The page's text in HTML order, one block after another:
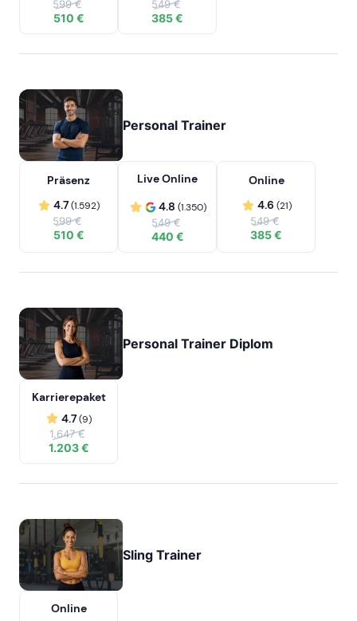
599 €
510 €
549 €
385 €
Personal Trainer
Präsenz
4.7(1.592)
599 €
510 €
Live Online
4.8 (1.350)
549 €
440 €
Online
4.6 (21)
549 €
385 €
Personal Trainer Diplom
Karrierepaket
4.7(9)
1.647 €
1.203 €
Sling Trainer
Online